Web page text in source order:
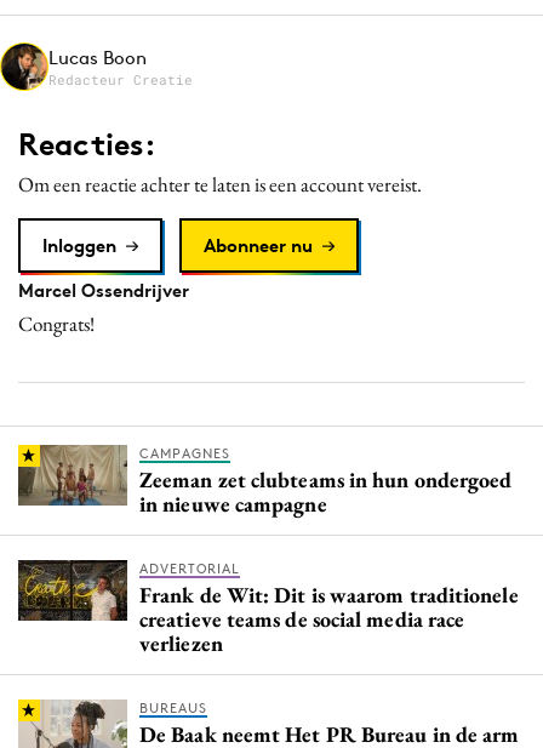
Merkstrategie
PR
Programmatic
Reputatie & crisis
Lucas Boon
Redacteur Creatie
Reacties:
Om een reactie achter te laten is een account vereist.
Inloggen
Abonneer nu
Marcel Ossendrijver
Congrats!
CAMPAGNES
Zeeman zet clubteams in hun ondergoed
in nieuwe campagne
ADVERTORIAL
Frank de Wit: Dit is waarom traditionele
creatieve teams de social media race
verliezen
BUREAUS
De Baak neemt Het PR Bureau in de arm